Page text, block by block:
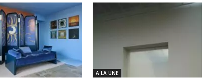
A LA UNE